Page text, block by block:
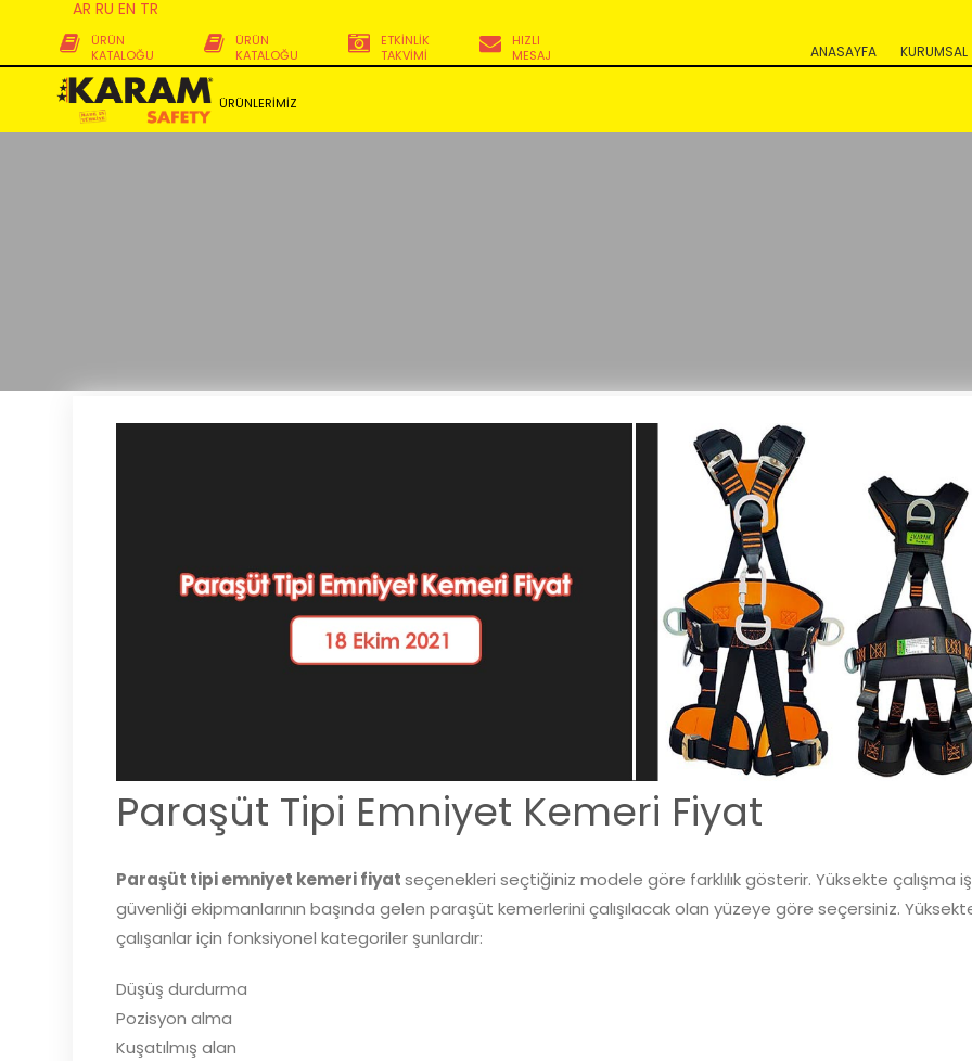
AR RU EN TR
KURUMSAL
ANASAYFA
HIZLI
MESAJ
ETKİNLİK
TAKVİMİ
ÜRÜN
KATALOĞU
ÜRÜN
KATALOĞU
ÜRÜNLERİMİZ
Paraşüt Tipi Emniyet Kemeri Fiyat
Paraşüt tipi emniyet kemeri fiyatseçenekleri seçtiğiniz modele göre farklılık gösterir. Yüksekte çalışma iş
güvenliği ekipmanlarının başında gelen paraşüt kemerlerini çalışılacak olan yüzeye göre seçersiniz.
çalışanlar için fonksiyonel kategoriler şunlardır:
Düşüş durdurma
Pozisyon alma
Kuşatılmış alan